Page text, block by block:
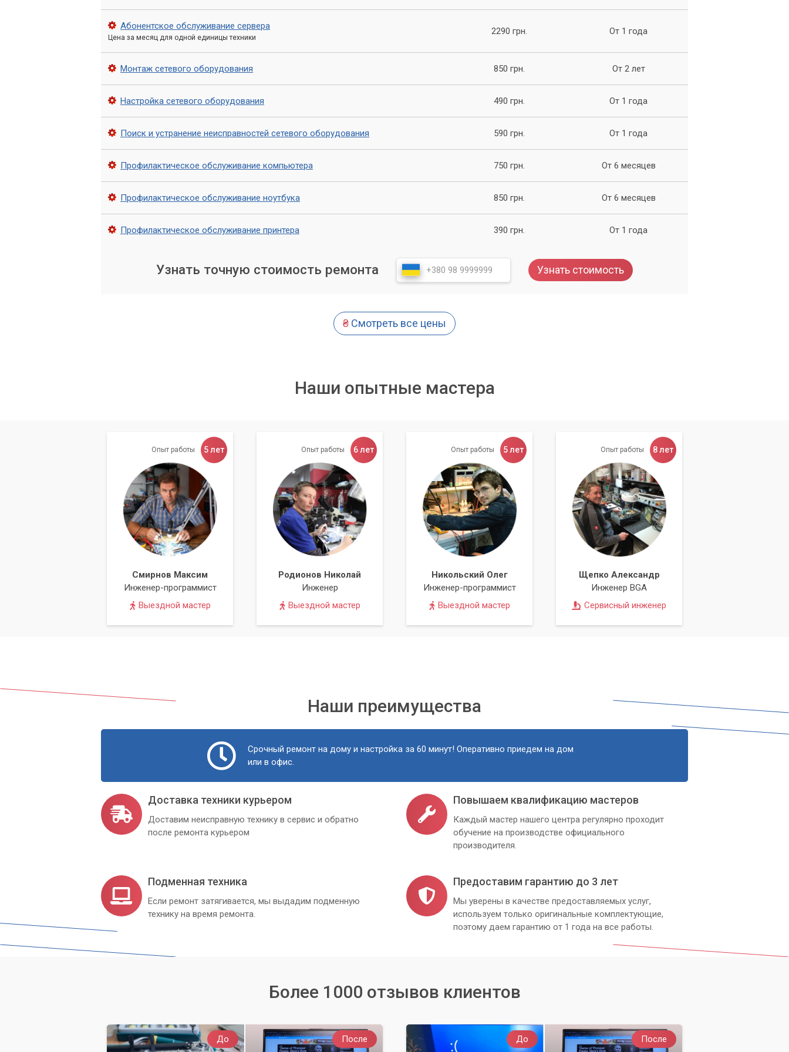
центр «Компьютерный Мастер» предлагает широкий спектр услуг по ремонту, настройке и обслуживанию
компьютеров, ноутбуков и другой техники.
Надежность, профессионализм и доступные цены – вот что делает этот сервисный центр лучшим
Абонентское обслуживание сервера
Цена за месяц для одной единицы техники
2290 грн. От 1 года
Монтаж сетевого оборудования 850 грн. От 2 лет
Настройка сетевого оборудования 490 грн. От 1 года
Поиск и устранение неисправностей сетевого оборудования 590 грн. От 1 года
Профилактическое обслуживание компьютера 750 грн. От 6 месяцев
Профилактическое обслуживание ноутбука 850 грн. От 6 месяцев
Профилактическое обслуживание принтера 390 грн. От 1 года
Узнать точную стоимость ремонта Узнать стоимость
₴ Смотреть все цены
Наши опытные мастера
Опыт работы 5 лет
Смирнов Максим
Инженер-программист
Выездной мастер
Опыт работы 6 лет
Родионов Николай
Инженер
Выездной мастер
Опыт работы 5 лет
Никольский Олег
Инженер-программист
Выездной мастер
Опыт работы 8 лет
Щепко Александр
Инженер BGA
Сервисный инженер
Наши преимущества
Срочный ремонт на дому и настройка за 60 минут! Оперативно приедем на дом
или в офис.
Доставка техники курьером
Доставим неисправную технику в сервис и обратно
после ремонта курьером
Повышаем квалификацию мастеров
Каждый мастер нашего центра регулярно проходит
обучение на производстве официального
производителя.
Подменная техника
Если ремонт затягивается, мы выдадим подменную
технику на время ремонта.
Предоставим гарантию до 3 лет
Мы уверены в качестве предоставляемых услуг,
используем только оригинальные комплектующие,
поэтому даем гарантию от 1 года на все работы.
Более 1000 отзывов клиентов
До После До После